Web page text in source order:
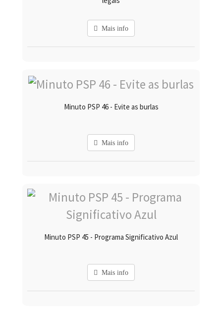
Mais info
Minuto PSP 46 - Evite as burlas
Mais info
Minuto PSP 45 - Programa Significativo Azul
Mais info